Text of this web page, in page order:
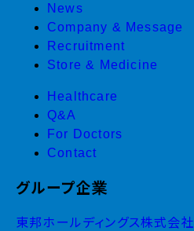
News
Company & Message
Recruitment
Store & Medicine
Healthcare
Q&A
For Doctors
Contact
グループ企業
東邦ホールディングス株式会社